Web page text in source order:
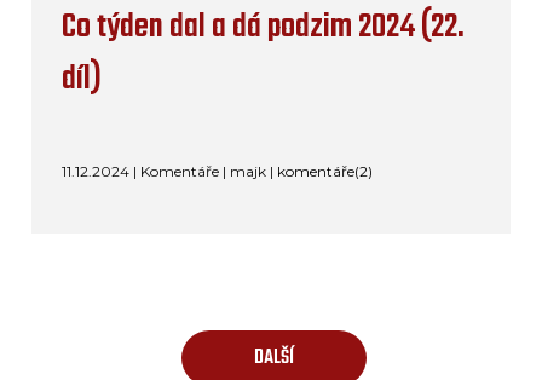
Co týden dal a dá podzim 2024 (22.
díl)
11.12.2024 | Komentáře | majk | komentáře(2)
DALŠÍ